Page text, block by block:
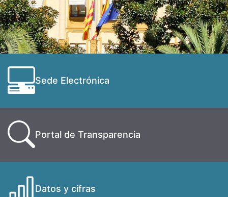
Sede Electrónica
Portal de Transparencia
Datos y cifras